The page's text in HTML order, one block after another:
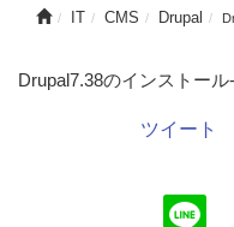
IT CMS Drupal
Drupal7.38のインストー
ツイート